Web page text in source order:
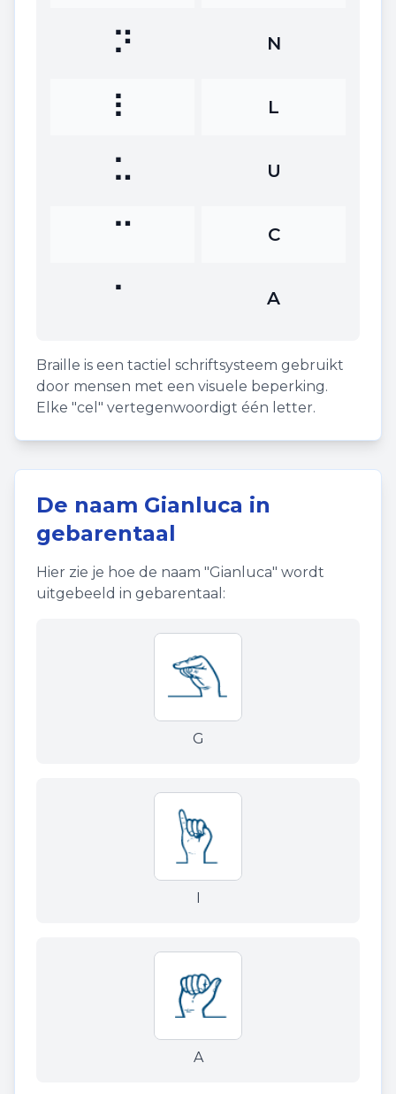
⠝ N
⠇ L
⠥ U
⠉ C
⠁ A
Braille is een tactiel schriftsysteem gebruikt
door mensen met een visuele beperking.
Elke "cel" vertegenwoordigt één letter.
De naam Gianluca in
gebarentaal
Hier zie je hoe de naam "Gianluca" wordt
uitgebeeld in gebarentaal:
G
I
A